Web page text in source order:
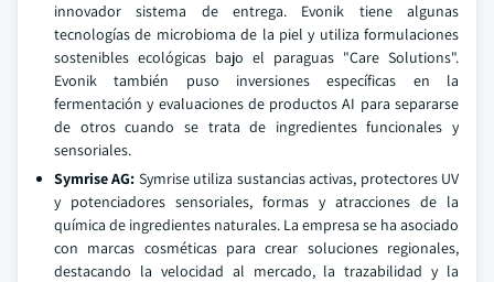
innovador sistema de entrega. Evonik tiene algunas
tecnologías de microbioma de la piel y utiliza formulaciones
sostenibles ecológicas bajo el paraguas "Care Solutions".
Evonik también puso inversiones específicas en la
fermentación y evaluaciones de productos AI para separarse
de otros cuando se trata de ingredientes funcionales y
sensoriales.
Symrise AG: Symrise utiliza sustancias activas, protectores UV
y potenciadores sensoriales, formas y atracciones de la
química de ingredientes naturales. La empresa se ha asociado
con marcas cosméticas para crear soluciones regionales,
destacando la velocidad al mercado, la trazabilidad y la